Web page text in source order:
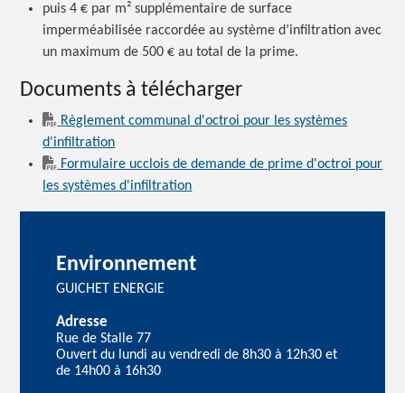
puis4 € par m² supplémentaire de surface
imperméabilisée raccordée au système d’infiltration avec
un maximum de 500 € au total de la prime.
Documents à télécharger
Règlement communal d'octroi pour les systèmes
d'infiltration
Formulaire ucclois de demande de prime d'octroi pour
les systèmes d'infiltration
Environnement
GUICHET ENERGIE
Adresse
Rue de Stalle 77
Ouvert du lundi au vendredi de 8h30 à 12h30 et
de 14h00 à 16h30